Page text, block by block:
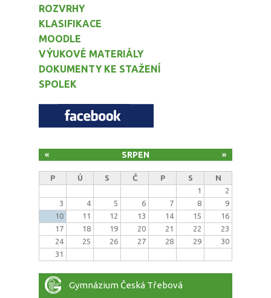
ROZVRHY
KLASIFIKACE
MOODLE
VÝUKOVÉ MATERIÁLY
DOKUMENTY KE STAŽENÍ
SPOLEK
SRPEN
« »
P Ú S Č P S
N
1
2
3
4 5 6 7 8
9
10
11 12 13 14 15
16
17
18 19 20 21 22
23
24
25 26 27 28 29
30
31
Gymnázium Česká Třebová